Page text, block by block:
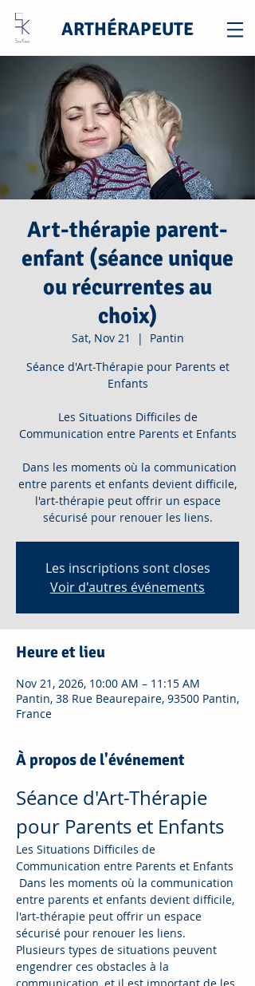
ARTHÉRAPEUTE
Art-thérapie parent-
enfant (séance unique
ou récurrentes au
choix)
Sat, Nov 21
  |
Pantin
Séance d'Art-Thérapie pour Parents et
Enfants
Les Situations Difficiles de
Communication entre Parents et Enfants
Dans les moments où la communication
entre parents et enfants devient difficile,
l'art-thérapie peut offrir un espace
sécurisé pour renouer les liens.
Les inscriptions sont closes
Voir d'autres événements
Heure et lieu
Nov 21, 2026, 10:00 AM – 11:15 AM
Pantin, 38 Rue Beaurepaire, 93500 Pantin,
France
À propos de l'événement
Séance d'Art-Thérapie
pour Parents et Enfants
Les Situations Difficiles de
Communication entre Parents et Enfants
Dans les moments où la communication
entre parents et enfants devient difficile,
l'art-thérapie peut offrir un espace
sécurisé pour renouer les liens.
Plusieurs types de situations peuvent
engendrer ces obstacles à la